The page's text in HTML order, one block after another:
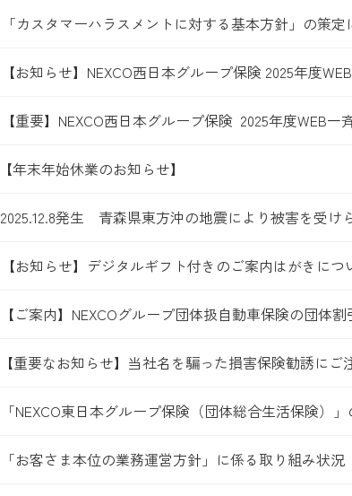
「カスタマーハラスメントに対する基本方針」の策定
【お知らせ】NEXCO西日本グループ保険 2025年度
【重要】NEXCO西日本グループ保険 2025年度WEB
【年末年始休業のお知らせ】
2025.12.8発生 青森県東方沖の地震により被害を受け
【お知らせ】デジタルギフト付きのご案内はがきにつ
【ご案内】NEXCOグループ団体扱自動車保険の団体
【重要なお知らせ】当社名を騙った損害保険勧誘にご
「NEXCO東日本グループ保険（団体総合生活保険）
「お客さま本位の業務運営方針」に係る取り組み状況